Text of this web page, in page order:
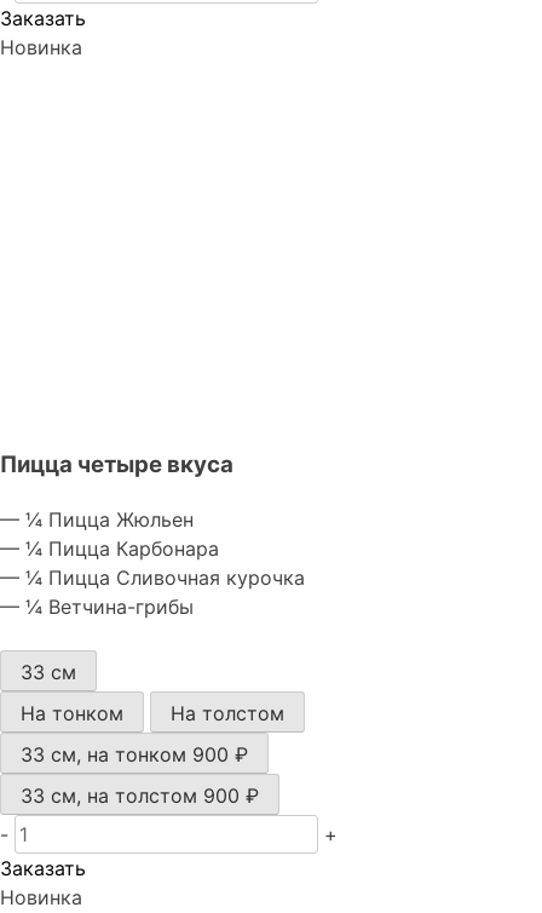
Заказать
Новинка
Пицца четыре вкуса
— ¼ Пицца Жюльен
— ¼ Пицца Карбонара
— ¼ Пицца Сливочная курочка
— ¼ Ветчина-грибы
33 см
На тонком
На толстом
33 см, на тонком 900 ₽
33 см, на толстом 900 ₽
-
+
Заказать
Новинка